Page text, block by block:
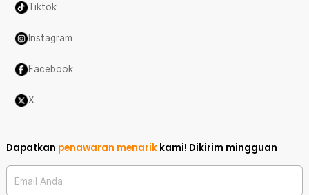
Tiktok
Instagram
Facebook
X
Dapatkan penawaran menarik kami! Dikirim mingguan
Email Anda